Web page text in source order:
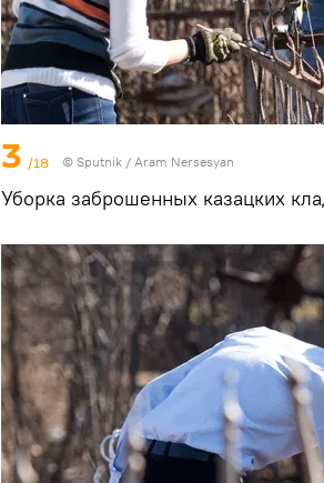
3 /18 © Sputnik / Aram Nersesyan
Уборка заброшенных казацких